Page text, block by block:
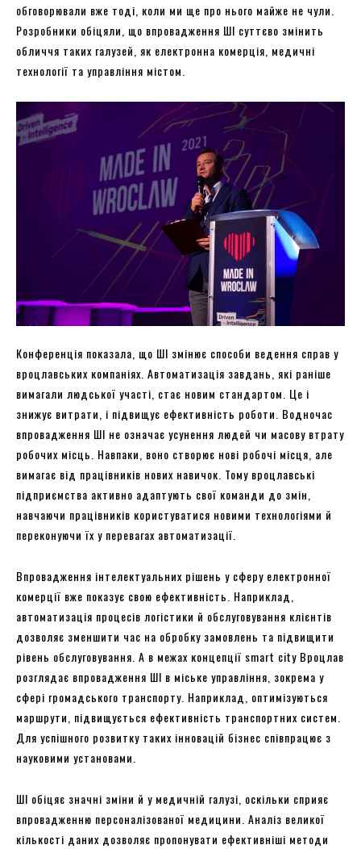
обговорювали вже тоді, коли ми ще про нього майже не чули.
Розробники обіцяли, що впровадження ШІ суттєво змінить
обличчя таких галузей, як електронна комерція, медичні
технології та управління містом.
Конференція показала, що ШІ змінює способи ведення справ у
вроцлавських компаніях. Автоматизація завдань, які раніше
вимагали людської участі, стає новим стандартом. Це і
знижує витрати, і підвищує ефективність роботи. Водночас
впровадження ШІ не означає усунення людей чи масову втрату
робочих місць. Навпаки, воно створює нові робочі місця, але
вимагає від працівників нових навичок. Тому вроцлавські
підприємства активно адаптують свої команди до змін,
навчаючи працівників користуватися новими технологіями й
переконуючи їх у перевагах автоматизації.
Впровадження інтелектуальних рішень у сферу електронної
комерції вже показує свою ефективність. Наприклад,
автоматизація процесів логістики й обслуговування клієнтів
дозволяє зменшити час на обробку замовлень та підвищити
рівень обслуговування. А в межах концепції smart city Вроцлав
розглядає впровадження ШІ в міське управління, зокрема у
сфері громадського транспорту. Наприклад, оптимізуються
маршрути, підвищується ефективність транспортних систем.
Для успішного розвитку таких інновацій бізнес співпрацює з
науковими установами.
ШІ обіцяє значні зміни й у медичній галузі, оскільки сприяє
впровадженню персоналізованої медицини. Аналіз великої
кількості даних дозволяє пропонувати ефективніші методи